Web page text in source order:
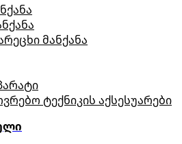
მანქანა
ტექნიკის აქსესუარები